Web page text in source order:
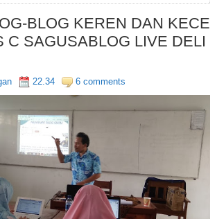
BLOG KEREN DAN KECE
C SAGUSABLOG LIVE DELI
22.34 6 comments